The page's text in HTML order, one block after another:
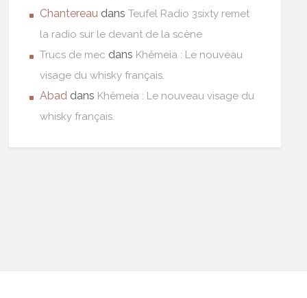
Chantereau dansTeufel Radio 3sixty remet
la radio sur le devant de la scène
Trucs de mec dans Khêmeia : Le nouveau
visage du whisky français.
Abad dans Khêmeia : Le nouveau visage du
whisky français.